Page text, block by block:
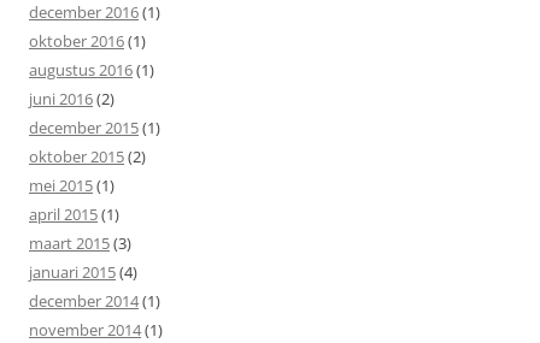
december 2016(1)
oktober 2016(1)
augustus 2016(1)
juni 2016(2)
december 2015(1)
oktober 2015(2)
mei 2015(1)
april 2015(1)
maart 2015(3)
januari 2015(4)
december 2014(1)
november 2014(1)